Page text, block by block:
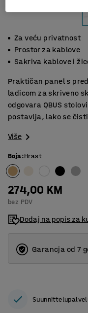
Za veću privatnost
Prostor za kablove
Sakriva kablove i
Praktičan panel s
ladicom za skriveno
odgovara QBUS
postavlja, lako se
Više
Boja:Hrast
274,00 KM
bez PDV
Dodaj na popis za
Garancja od 7